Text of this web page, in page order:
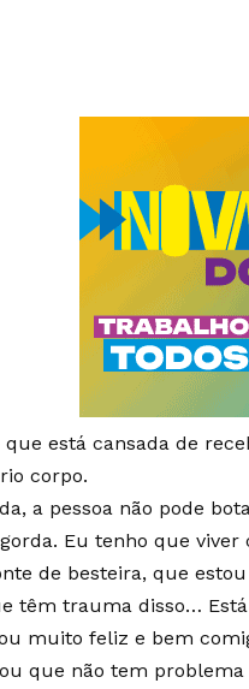
que está cansada de
corpo.
a pessoa não pode
Eu tenho que
de besteira, que
têm trauma disso…
muito feliz e bem
que não tem